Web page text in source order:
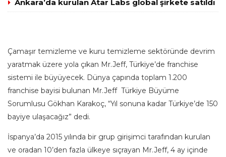
Ankara’da kurulan Atar Labs global şirkete satıldı
Çamaşır temizleme ve kuru temizleme sektöründe devrim
yaratmak üzere yola çıkan Mr.Jeff, Türkiye’de franchise
sistemi ile büyüyecek. Dünya çapında toplam 1.200
franchise bayisi bulunan Mr.Jeff Türkiye Büyüme
Sorumlusu Gökhan Karakoç, “Yıl sonuna kadar Türkiye’de 150
bayiye ulaşacağız” dedi.
İspanya’da 2015 yılında bir grup girişimci tarafından kurulan
ve oradan 10’den fazla ülkeye sıçrayan Mr.Jeff, 4 ay içinde